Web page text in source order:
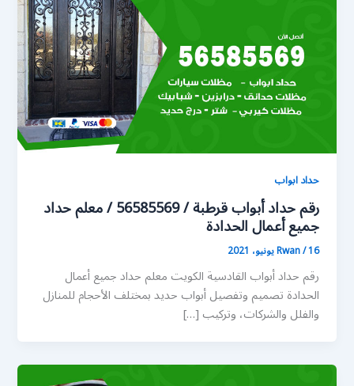
حداد ابواب
رقم حداد أبواب قرطبة / 56585569 / معلم حداد
جميع أعمال الحدادة
Rwan/16 يونيو، 2021
رقم حداد أبواب القادسية الكويت معلم حداد جميع أعمال
الحدادة تصميم وتفصيل أبواب حديد بمختلف الأحجام للمنازل
والفلل والشركات، وتركيب […]